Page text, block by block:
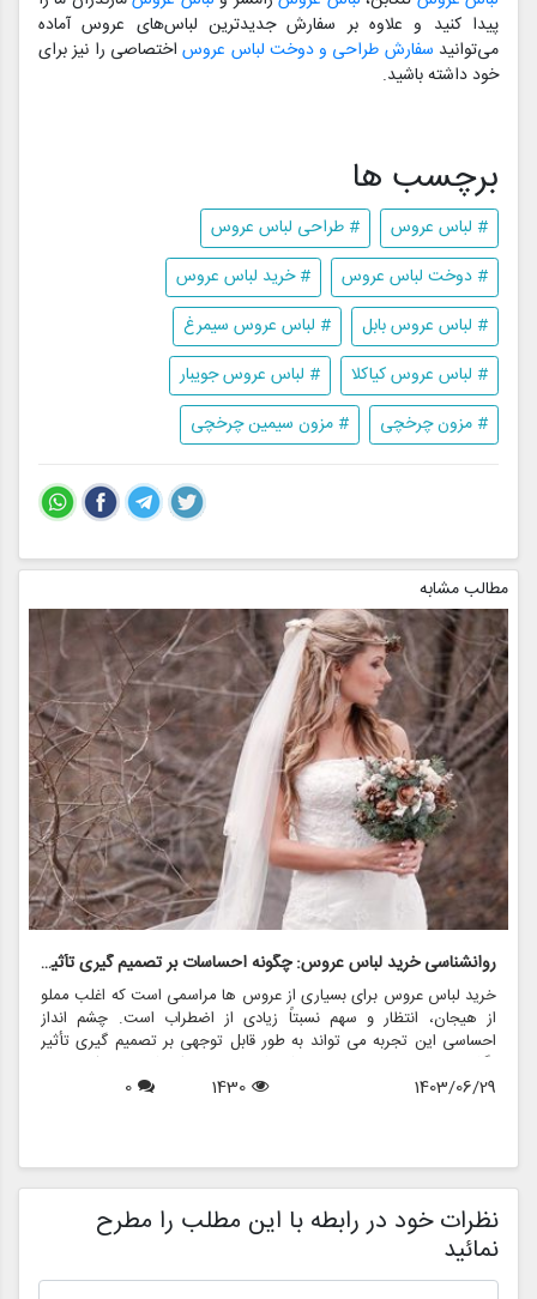
پیدا کنید و علاوه بر سفارش جدیدترین لباس‌های عروس آماده
می‌توانید سفارش طراحی و دوخت لباس عروساختصاصی را نیز برای
خود داشته باشید.
برچسب ها
# لباس عروس
# طراحی لباس عروس
# دوخت لباس عروس
# خرید لباس عروس
# لباس عروس بابل
# لباس عروس سیمرغ
# لباس عروس کیاکلا
# لباس عروس جویبار
# مزون چرخچی
# مزون سیمین چرخچی
مطالب مشابه
روانشناسی خرید لباس عروس: چگونه احساسات بر تصمیم گیری تأثیر می گذارد
خرید لباس عروس برای بسیاری از عروس ها مراسمی است که اغلب مملو
از هیجان، انتظار و سهم نسبتاً زیادی از اضطراب است. چشم انداز
احساسی این تجربه می تواند به طور قابل توجهی بر تصمیم گیری تأثیر
بگذارد و منجر به انتخاب هایی شود که نه تنها سبک شخصی بلکه عوامل
روانی عمیق تری را نیز منعکس می کند. در این مقاله، روانشناسی خرید
1403/06/29
1430
0
نظرات خود در رابطه با این مطلب را مطرح
نمائید